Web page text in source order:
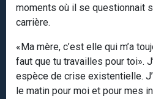
moments où il se questionnait
carrière.
«Ma mère, c’est elle qui m’a
faut que tu travailles pour toi».
espèce de crise existentielle.
le matin pour moi et pour mes